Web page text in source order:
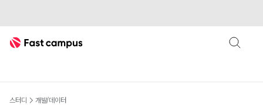
Fast Campus
스터디 개발/데이터